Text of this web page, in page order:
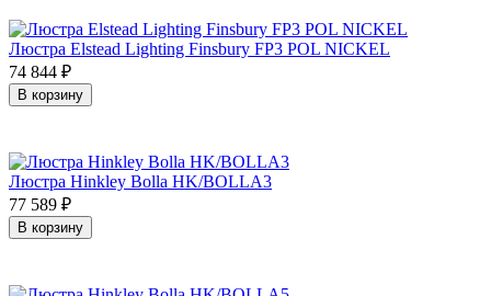
Люстра Elstead Lighting Finsbury FP3 POL NICKEL
74 844 ₽
В корзину
Люстра Hinkley Bolla HK/BOLLA3
77 589 ₽
В корзину